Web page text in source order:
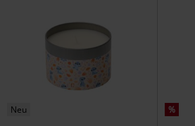
Neu %